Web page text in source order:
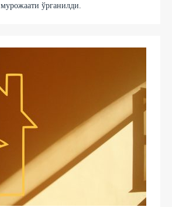
мурожаати ўрганилди.